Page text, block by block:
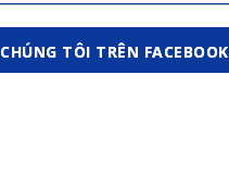
CHÚNG TÔI TRÊN FACEBOOK